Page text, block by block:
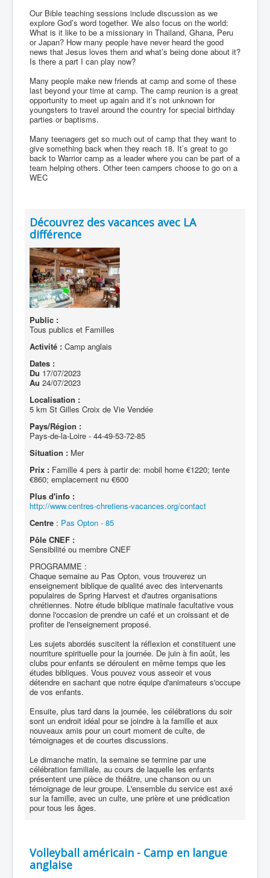
Our Bible teaching sessions include discussion as we
explore God’s word together. We also focus on the world:
What is it like to be a missionary in Thailand, Ghana, Peru
or Japan? How many people have never heard the good
news that Jesus loves them and what’s being done about it?
Is there a part I can play now?
Many people make new friends at camp and some of these
last beyond your time at camp. The camp reunion is a great
opportunity to meet up again and it’s not unknown for
youngsters to travel around the country for special birthday
parties or baptisms.
Many teenagers get so much out of camp that they want to
give something back when they reach 18. It’s great to go
back to Warrior camp as a leader where you can be part of a
team helping others. Other teen campers choose to go on a
WEC
Découvrez des vacances avec LA
différence
Public :
Tous publics et Familles
Activité : Camp anglais
Dates :
Du 17/07/2023
Au 24/07/2023
Localisation :
5 km St Gilles Croix de Vie Vendée
Pays/Région :
Pays-de-la-Loire - 44-49-53-72-85
Situation : Mer
Prix : Famille 4 pers à partir de: mobil home €1220; tente
€860; emplacement nu €600
Plus d'info :
http://www.centres-chretiens-vacances.org/contact
Centre : Pas Opton - 85
Pôle CNEF :
Sensibilité ou membre CNEF
PROGRAMME :
Chaque semaine au Pas Opton, vous trouverez un
enseignement biblique de qualité avec des intervenants
populaires de Spring Harvest et d'autres organisations
chrétiennes. Notre étude biblique matinale facultative vous
donne l'occasion de prendre un café et un croissant et de
profiter de l'enseignement proposé.
Les sujets abordés suscitent la réflexion et constituent une
nourriture spirituelle pour la journée. De juin à fin août, les
clubs pour enfants se déroulent en même temps que les
études bibliques. Vous pouvez vous asseoir et vous
détendre en sachant que notre équipe d'animateurs s'occupe
de vos enfants.
Ensuite, plus tard dans la journée, les célébrations du soir
sont un endroit idéal pour se joindre à la famille et aux
nouveaux amis pour un court moment de culte, de
témoignages et de courtes discussions.
Le dimanche matin, la semaine se termine par une
célébration familiale, au cours de laquelle les enfants
présentent une pièce de théâtre, une chanson ou un
témoignage de leur groupe. L'ensemble du service est axé
sur la famille, avec un culte, une prière et une prédication
pour tous les âges.
Volleyball américain - Camp en langue
anglaise